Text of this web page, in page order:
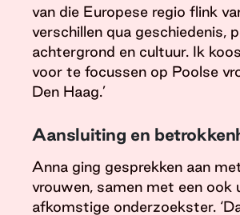
van die Europese regio flink
verschillen qua geschiedenis,
achtergrond en cultuur. Ik
voor te focussen op Poolse
Den Haag.’
Aansluiting en
Anna ging gesprekken aan
vrouwen, samen met een ook
afkomstige onderzoekster.